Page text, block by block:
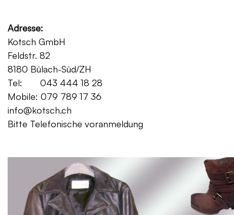
Adresse:
Kotsch GmbH Mo. – Fr.
Feldstr. 82 Sa.
8180 Bülach-Süd/ZH
Tel: 043 444 18 28
Mobile: 079 789 17 36
info@kotsch.ch
Bitte Telefonische voranmeldung
Gratis Lieferung